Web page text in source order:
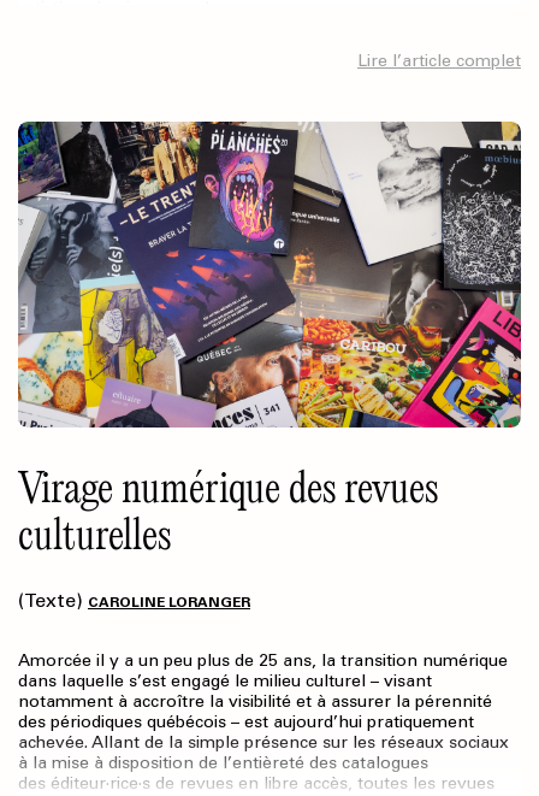
Lire l’article complet
Virage numérique des revues
culturelles
(Texte) CAROLINE LORANGER
Amorcée il y a un peu plus de 25 ans, la transition numérique
dans laquelle s’est engagé le milieu culturel – visant
notamment à accroître la visibilité et à assurer la pérennité
des périodiques québécois – est aujourd’hui pratiquement
achevée. Allant de la simple présence sur les réseaux sociaux
à la mise à disposition de l’entièreté des catalogues
des éditeur·rice·s de revues en libre accès, toutes les revues